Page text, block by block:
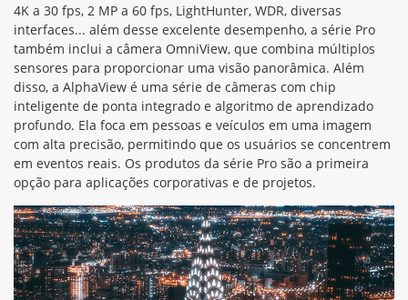
4K a 30 fps, 2 MP a 60 fps, LightHunter, WDR, diversas
interfaces... além desse excelente desempenho, a série Pro
também inclui a câmera OmniView, que combina múltiplos
sensores para proporcionar uma visão panorâmica. Além
disso, a AlphaView é uma série de câmeras com chip
inteligente de ponta integrado e algoritmo de aprendizado
profundo. Ela foca em pessoas e veículos em uma imagem
com alta precisão, permitindo que os usuários se concentrem
em eventos reais. Os produtos da série Pro são a primeira
opção para aplicações corporativas e de projetos.